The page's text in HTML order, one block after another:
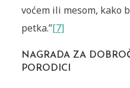
voćem ili mesom, kako
petka.”[7]
NAGRADA ZA
PORODICI